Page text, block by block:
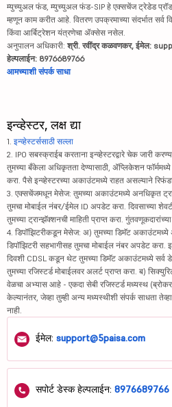
म्युच्युअल फंड, म्युच्युअल फंड-SIP हे एक्सचेंज ट्रेडेड
म्हणून काम करीत आहे. वितरण उपक्रमाच्या संदर्भात सर्व
किंवा आर्बिट्रेशन यंत्रणेचा ॲक्सेस नसेल.
अनुपालन अधिकारी: श्री. रवींद्र कळवणकर, ईमेल:
हेल्पलाईन: 8976689766
आमच्याशी संपर्क साधा
इन्व्हेस्टर, लक्ष द्या
1. इन्व्हेस्टर्ससाठी सल्ला
2. IPO सबस्क्राईब करताना इन्व्हेस्टरद्वारे चेक जारी
तुमच्या बँकेला अधिकृतता देण्यासाठी, ॲप्लिकेशन
करा. पैसे इन्व्हेस्टरच्या अकाउंटमध्ये राहत असल्याने
3. एक्सचेंजमधून मेसेज: तुमच्या अकाउंटमध्ये अनधिकृत
तुमचा मोबाईल नंबर/ईमेल ID अपडेट करा. दिवसाच्या
तुमच्या ट्रान्झॅक्शनची माहिती प्राप्त करा.
4. डिपॉझिटरीकडून मेसेज: अ) तुमच्या डिमॅट
डिपॉझिटरी सहभागीसह तुमचा मोबाईल नंबर अपडेट करा.
दिवशी CDSL कडून थेट तुमच्या डिमॅट अकाउंटमध्ये सर्व
तुमच्या रजिस्टर्ड मोबाईलवर अलर्ट प्राप्त करा. ब)
वेळचा अभ्यास आहे - एकदा सेबी रजिस्टर्ड मध्यस्थ
केल्यानंतर, जेव्हा तुम्ही अन्य मध्यस्थीशी संपर्क साधता
नाही.
ईमेल: support@5paisa.com
सपोर्ट डेस्क हेल्पलाईन: 8976689766